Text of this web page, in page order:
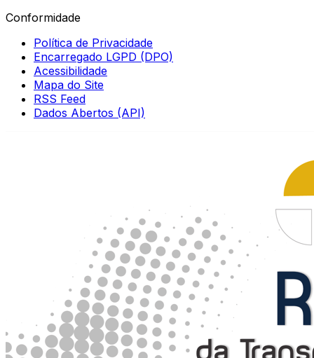
Conformidade
Política de Privacidade
Encarregado LGPD (DPO)
Acessibilidade
Mapa do Site
RSS Feed
Dados Abertos (API)